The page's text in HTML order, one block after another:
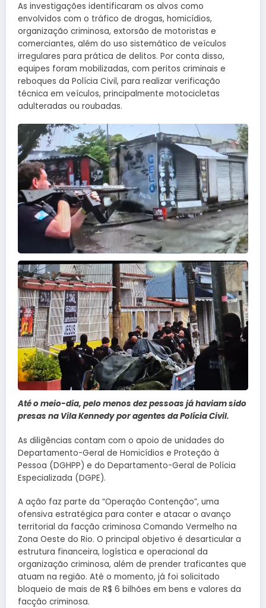
As investigações identificaram os alvos como
envolvidos com o tráfico de drogas, homicídios,
organização criminosa, extorsão de motoristas e
comerciantes, além do uso sistemático de veículos
irregulares para prática de delitos. Por conta disso,
equipes foram mobilizadas, com peritos criminais e
reboques da Polícia Civil, para realizar verificação
técnica em veículos, principalmente motocicletas
adulteradas ou roubadas.
Até o meio-dia, pelo menos dez pessoas já haviam sido
presas na Vila Kennedy por agentes da Polícia Civil.
As diligências contam com o apoio de unidades do
Departamento-Geral de Homicídios e Proteção à
Pessoa (DGHPP) e do Departamento-Geral de Polícia
Especializada (DGPE).
A ação faz parte da “Operação Contenção”, uma
ofensiva estratégica para conter e atacar o avanço
territorial da facção criminosa Comando Vermelho na
Zona Oeste do Rio. O principal objetivo é desarticular a
estrutura financeira, logística e operacional da
organização criminosa, além de prender traficantes que
atuam na região. Até o momento, já foi solicitado
bloqueio de mais de R$ 6 bilhões em bens e valores da
facção criminosa.